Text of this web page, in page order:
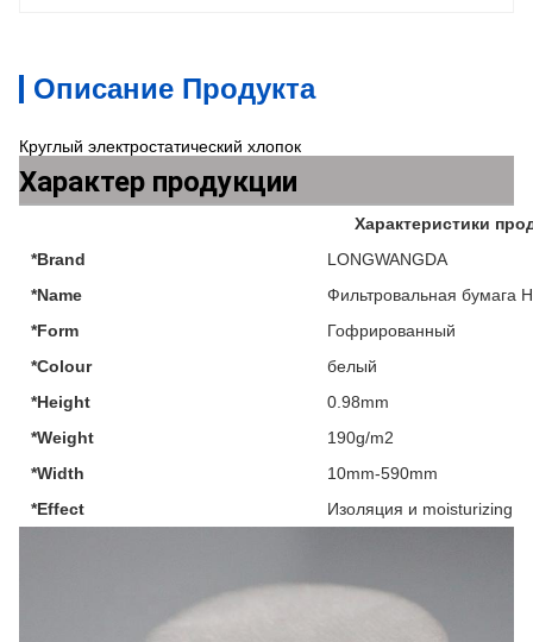
Описание Продукта
Круглый электростатический хлопок
Характер продукции
Характеристики
*Brand
LONGWANGDA
*Name
Фильтровальная бумага
*Form
Гофрированный
*Colour
белый
*Height
0.98mm
*Weight
190g/m2
*Width
10mm-590mm
*Effect
Изоляция и moisturizing